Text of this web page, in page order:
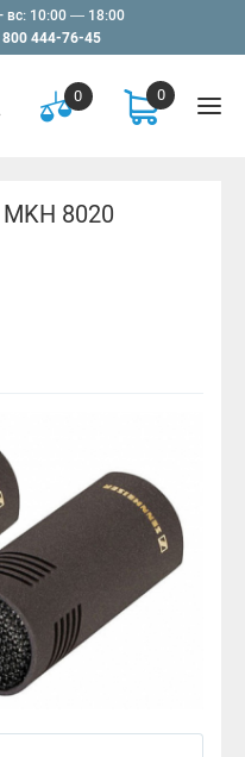
вс: 10:00 — 18:00
800 444-76-45
0 0
8020